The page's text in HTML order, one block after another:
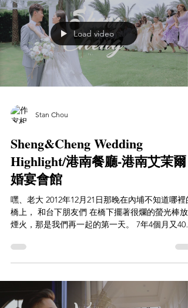
Load video
Stan Chou
Sheng&Cheng Wedding
Highlight/港南餐廳-港南艾茉爾
婚宴會館
嘿、老大 2012年12月21日那晚在內埔不知道哪裡的
橋上， 和台下朋友們 在橋下擺著很爛的螢光棒放
煙火，那是我們再一起的第一天。 7年4個月又40天
的第一天。 眨眼間，今天與你並肩站在一起，成為
你的妻子...